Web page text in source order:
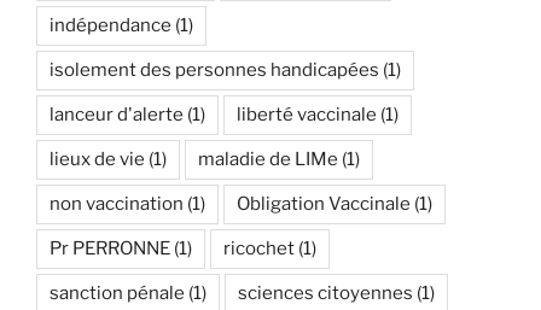
indépendance (1)
isolement des personnes handicapées (1)
lanceur d'alerte (1) liberté vaccinale (1)
lieux de vie (1) maladie de LIMe (1)
non vaccination (1) Obligation Vaccinale (1)
Pr PERRONNE (1) ricochet (1)
sanction pénale (1) sciences citoyennes (1)